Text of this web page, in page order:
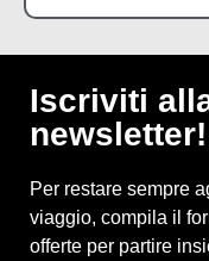
Iscriviti
newsletter!
Per restare sempre
viaggio, compila il
offerte per partire